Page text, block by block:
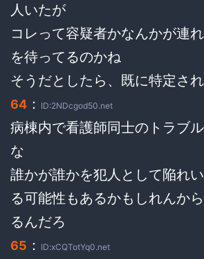
人いたが
コレって容疑者かなんかが連
を待ってるのかね
そうだとしたら、既に特定さ
64 ： ID:2NDcgod50.net
病棟内で看護師同士のトラブ
な
誰かが誰かを犯人として陥れ
る可能性もあるかもしれんか
るんだろ
65 ： ID:xCQTotYq0.net